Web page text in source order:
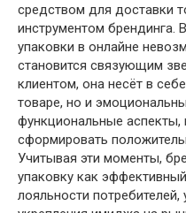
средством для доставки
инструментом брендинга.
упаковки в онлайне
становится связующим
клиентом, она несёт в
товаре, но и
функциональные
сформировать
Учитывая эти моменты,
упаковку как
лояльности